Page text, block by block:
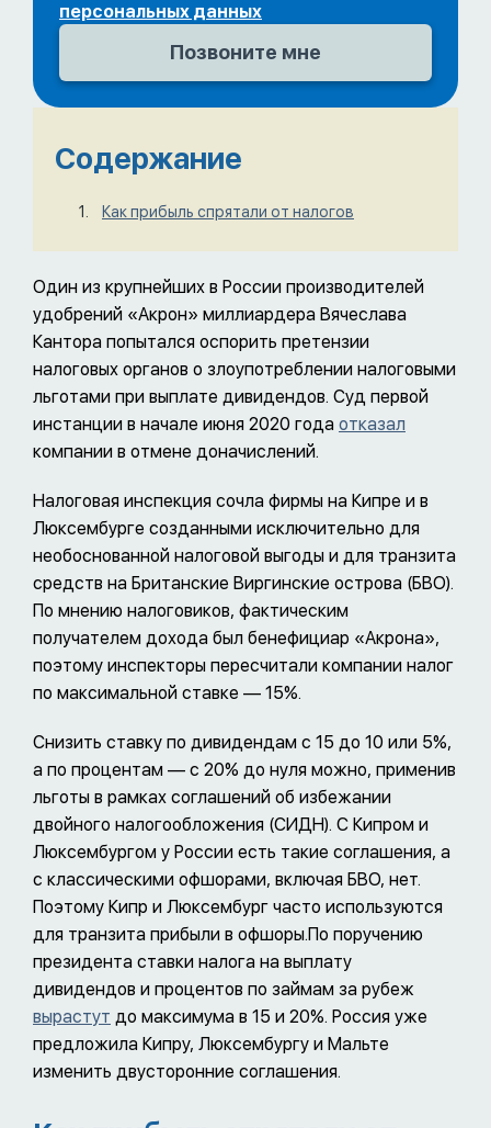
персональных данных
Содержание
Как прибыль спрятали от налогов
Один из крупнейших в России производителей
удобрений «Акрон» миллиардера Вячеслава
Кантора попытался оспорить претензии
налоговых органов о злоупотреблении налоговыми
льготами при выплате дивидендов. Суд первой
инстанции в начале июня 2020 года отказал
компании в отмене доначислений.
Налоговая инспекция сочла фирмы на Кипре и в
Люксембурге созданными исключительно для
необоснованной налоговой выгоды и для транзита
средств на Британские Виргинские острова (БВО).
По мнению налоговиков, фактическим
получателем дохода был бенефициар «Акрона»,
поэтому инспекторы пересчитали компании налог
по максимальной ставке — 15%.
Снизить ставку по дивидендам с 15 до 10 или 5%,
а по процентам — с 20% до нуля можно, применив
льготы в рамках соглашений об избежании
двойного налогообложения (СИДН). С Кипром и
Люксембургом у России есть такие соглашения, а
с классическими офшорами, включая БВО, нет.
Поэтому Кипр и Люксембург часто используются
для транзита прибыли в офшоры.По поручению
президента ставки налога на выплату
дивидендов и процентов по займам за рубеж
вырастут до максимума в 15 и 20%. Россия уже
предложила Кипру, Люксембургу и Мальте
изменить двусторонние соглашения.